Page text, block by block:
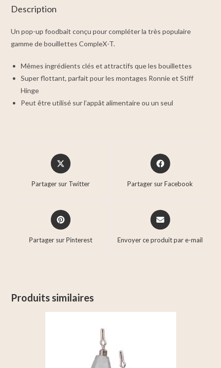
Description
Un pop-up foodbait conçu pour compléter la très populaire
gamme de bouillettes CompleX-T.
Mêmes ingrédients clés et attractifs que les bouillettes
Super flottant, parfait pour les montages Ronnie et Stiff
Hinge
Peut être utilisé sur l’appât alimentaire ou un seul
Partager sur Twitter Partager sur Facebook
Partager sur Pinterest Envoyer ce produit par e-mail
Produits similaires